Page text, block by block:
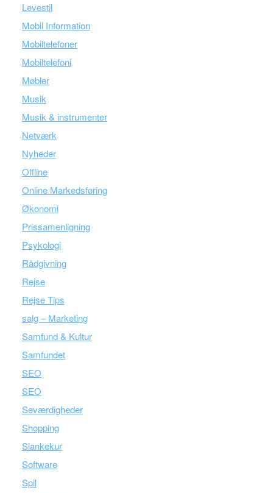
Levestil
Mobil Information
Mobiltelefoner
Mobiltelefoni
Møbler
Musik
Musik & instrumenter
Netværk
Nyheder
Offline
Online Markedsføring
Økonomi
Prissamenligning
Psykologi
Rådgivning
Rejse
Rejse Tips
salg – Marketing
Samfund & Kultur
Samfundet
SEO
SEO
Seværdigheder
Shopping
Slankekur
Software
Spil